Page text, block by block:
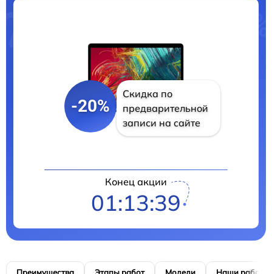
-20%
Скидка по
предварительной
записи на сайте
Конец акции
01:13:38